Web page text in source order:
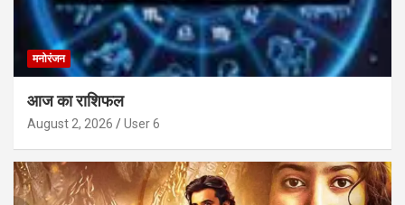
मनोरंजन
आज का राशिफल
August 2, 2026 User 6